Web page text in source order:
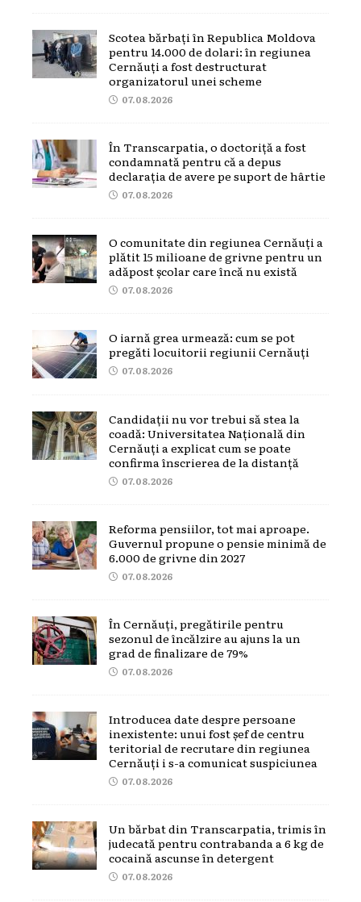
Scotea bărbați în Republica Moldova
pentru 14.000 de dolari: în regiunea
Cernăuți a fost destructurat
organizatorul unei scheme
07.08.2026
În Transcarpatia, o doctoriță a fost
condamnată pentru că a depus
declarația de avere pe suport de hârtie
07.08.2026
O comunitate din regiunea Cernăuți a
plătit 15 milioane de grivne pentru un
adăpost școlar care încă nu există
07.08.2026
O iarnă grea urmează: cum se pot
pregăti locuitorii regiunii Cernăuți
07.08.2026
Candidații nu vor trebui să stea la
coadă: Universitatea Națională din
Cernăuți a explicat cum se poate
confirma înscrierea de la distanță
07.08.2026
Reforma pensiilor, tot mai aproape.
Guvernul propune o pensie minimă de
6.000 de grivne din 2027
07.08.2026
În Cernăuți, pregătirile pentru
sezonul de încălzire au ajuns la un
grad de finalizare de 79%
07.08.2026
Introducea date despre persoane
inexistente: unui fost șef de centru
teritorial de recrutare din regiunea
Cernăuți i s-a comunicat suspiciunea
07.08.2026
Un bărbat din Transcarpatia, trimis în
judecată pentru contrabanda a 6 kg de
cocaină ascunse în detergent
07.08.2026